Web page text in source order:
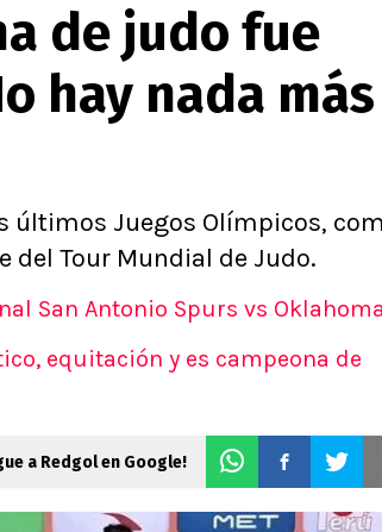
el mundo
Fútbol Argentino
Fútbol Brasileño
de judo fue
hay nada más
últimos Juegos Olímpicos,
del Tour Mundial de Judo.
San Antonio Spurs vs
equitación y es campeona de
a Redgol en Google!